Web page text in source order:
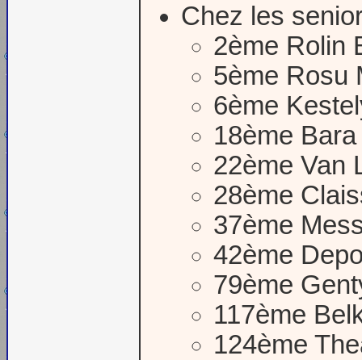
Chez les
2ème Rolin
5ème Rosu
6ème
18ème
22ème Van
28ème
37ème
42ème
79ème
117ème
124ème